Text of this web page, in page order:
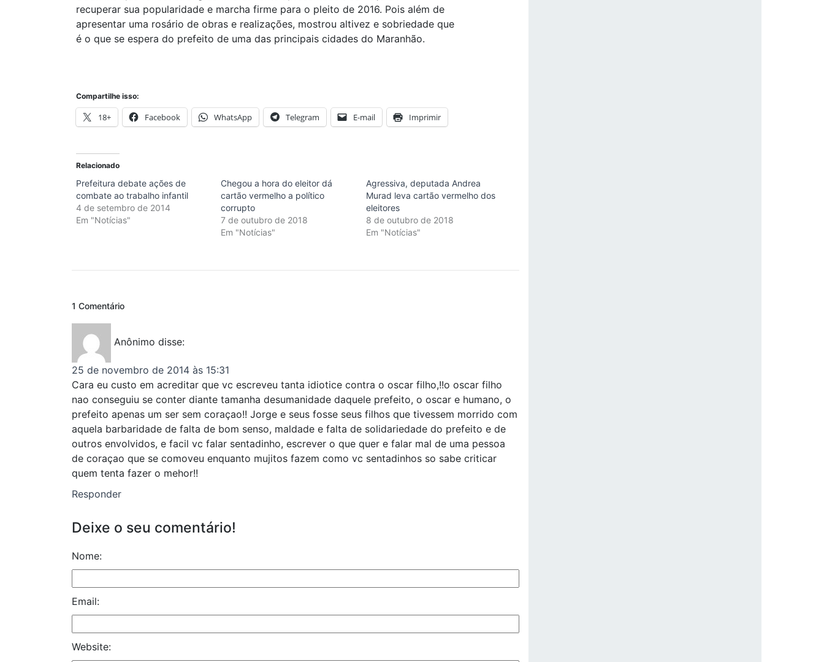
recuperar sua popularidade e marcha firme para o pleito de 2016. Pois além de
apresentar uma rosário de obras e realizações, mostrou altivez e sobriedade que
é o que se espera do prefeito de uma das principais cidades do Maranhão.
Compartilhe isso:
18+ Facebook WhatsApp Telegram E-mail Imprimir
Relacionado
Prefeitura debate ações de
combate ao trabalho infantil
4 de setembro de 2014
Em "Notícias"
Chegou a hora do eleitor dá
cartão vermelho a político
corrupto
7 de outubro de 2018
Em "Notícias"
Agressiva, deputada Andrea
Murad leva cartão vermelho dos
eleitores
8 de outubro de 2018
Em "Notícias"
1 Comentário
Anônimo disse:
25 de novembro de 2014 às 15:31
Cara eu custo em acreditar que vc escreveu tanta idiotice contra o oscar filho,!!o oscar filho
nao conseguiu se conter diante tamanha desumanidade daquele prefeito, o oscar e humano, o
prefeito apenas um ser sem coraçao!! Jorge e seus fosse seus filhos que tivessem morrido com
aquela barbaridade de falta de bom senso, maldade e falta de solidariedade do prefeito e de
outros envolvidos, e facil vc falar sentadinho, escrever o que quer e falar mal de uma pessoa
de coraçao que se comoveu enquanto mujitos fazem como vc sentadinhos so sabe criticar
quem tenta fazer o mehor!!
Responder
Deixe o seu comentário!
Nome:
Email:
Website: